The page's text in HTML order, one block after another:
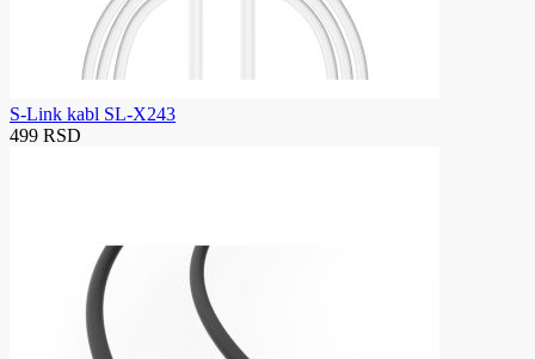
S-Link kabl SL-X243
499 RSD